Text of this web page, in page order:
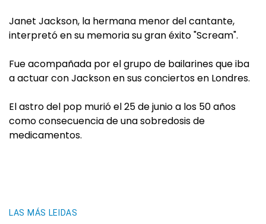
Janet Jackson, la hermana menor del cantante,
interpretó en su memoria su gran éxito "Scream".
Fue acompañada por el grupo de bailarines que iba
a actuar con Jackson en sus conciertos en Londres.
El astro del pop murió el 25 de junio a los 50 años
como consecuencia de una sobredosis de
medicamentos.
LAS MÁS LEIDAS